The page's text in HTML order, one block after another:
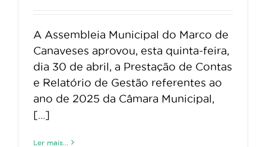
A Assembleia Municipal do Marco de
Canaveses aprovou, esta quinta-feira,
dia 30 de abril, a Prestação de Contas
e Relatório de Gestão referentes ao
ano de 2025 da Câmara Municipal,
[...]
Ler mais...